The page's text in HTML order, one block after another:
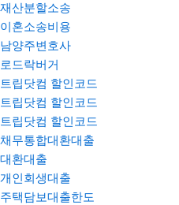
재산분할소송
이혼소송비용
남양주변호사
로드락버거
트립닷컴 할인코드
트립닷컴 할인코드
트립닷컴 할인코드
채무통합대환대출
대환대출
개인회생대출
주택담보대출한도